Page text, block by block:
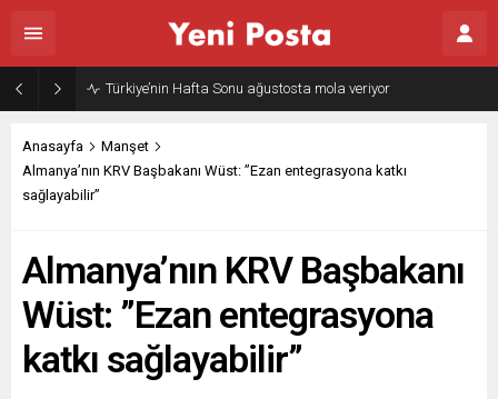
Türkiye’nin Hafta Sonu ağustosta mola veriyor
Anasayfa
Manşet
Almanya’nın KRV Başbakanı Wüst: ”Ezan entegrasyona katkı
sağlayabilir”
Almanya’nın KRV Başbakanı
Wüst: ”Ezan entegrasyona
katkı sağlayabilir”